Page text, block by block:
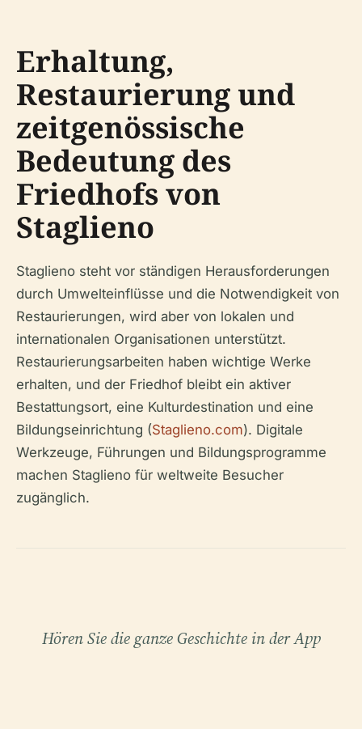
Erhaltung,
Restaurierung und
zeitgenössische
Bedeutung des
Friedhofs von
Staglieno
Staglieno steht vor ständigen Herausforderungen
durch Umwelteinflüsse und die Notwendigkeit von
Restaurierungen, wird aber von lokalen und
internationalen Organisationen unterstützt.
Restaurierungsarbeiten haben wichtige Werke
erhalten, und der Friedhof bleibt ein aktiver
Bestattungsort, eine Kulturdestination und eine
Bildungseinrichtung (Staglieno.com). Digitale
Werkzeuge, Führungen und Bildungsprogramme
machen Staglieno für weltweite Besucher
zugänglich.
Hören Sie die ganze Geschichte in der App